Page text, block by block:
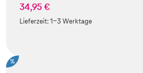
34,95 €
Lieferzeit:1-3 Werktage
%